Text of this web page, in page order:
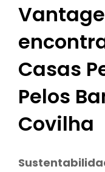
Casas
Pelos
Covilha